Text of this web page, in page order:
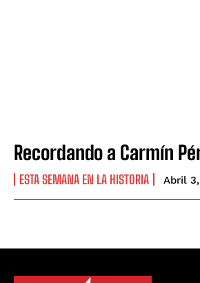
Recordando a Carmín
ESTA SEMANA EN LA HISTORIA Abril